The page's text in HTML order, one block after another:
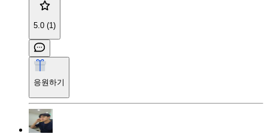
5.0 (1)
응원하기